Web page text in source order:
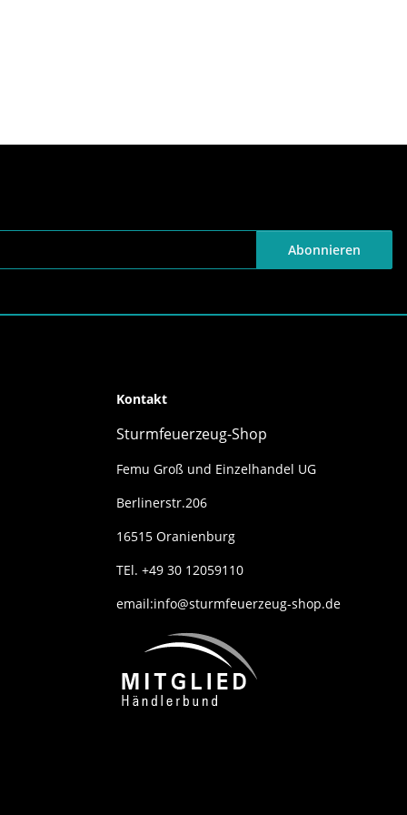
Abonnieren
Kontakt
Sturmfeuerzeug-Shop
Femu Groß und Einzelhandel UG
Berlinerstr.206
16515 Oranienburg
TEl. +49 30 12059110
email:info@sturmfeuerzeug-shop.de